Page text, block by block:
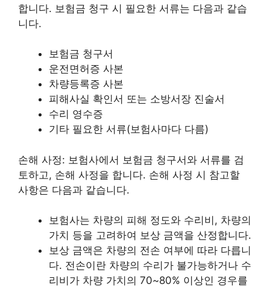
합니다. 보험금 청구 시 필요한 서류는 다음과 같습
니다.
보험금 청구서
운전면허증 사본
차량등록증 사본
피해사실 확인서 또는 소방서장 진술서
수리 영수증
기타 필요한 서류(보험사마다 다름)
손해 사정: 보험사에서 보험금 청구서와 서류를 검
토하고, 손해 사정을 합니다. 손해 사정 시 참고할
사항은 다음과 같습니다.
보험사는 차량의 피해 정도와 수리비, 차량의
가치 등을 고려하여 보상 금액을 산정합니다.
보상 금액은 차량의 전손 여부에 따라 다릅니
다. 전손이란 차량의 수리가 불가능하거나 수
리비가 차량 가치의 70~80% 이상인 경우를